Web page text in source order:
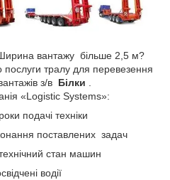
вантажу більше 2,5 м?
тралу для перевезення
з/в Білки .
«Logistic Systems»:
подачі техніки
поставлених задач
стан машин
водії